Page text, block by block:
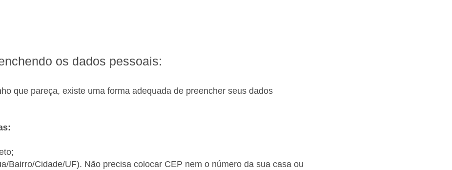
os dados pessoais:
que pareça, existe uma forma adequada de preencher seus dados
Bairro/Cidade/UF). Não precisa colocar CEP nem o número da sua casa ou